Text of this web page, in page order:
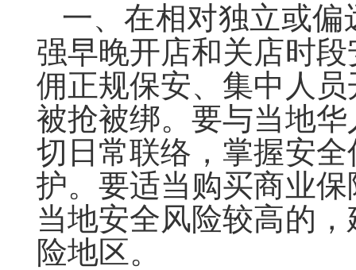
一、在相对独立或偏
强早晚开店和关店时
佣正规保安、集中人
被抢被绑。要与当地
切日常联络，掌握安
护。要适当购买商业
当地安全风险较高的
险地区。